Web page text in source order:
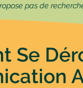
pas de
Se